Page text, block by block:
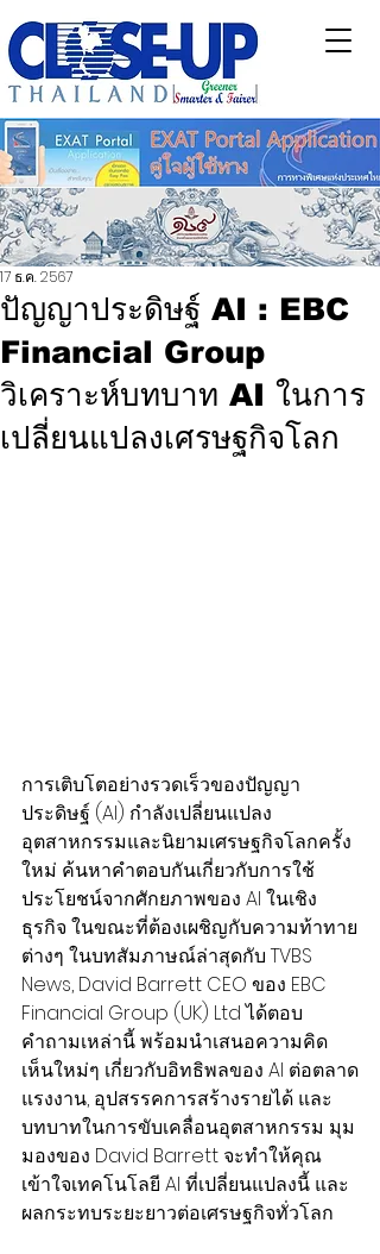
ปัญญาประดิษฐ์ AI : EBC
Financial Group
วิเคราะห์บทบาท AI ในการ
เปลี่ยนแปลงเศรษฐกิจโลก
17 ธ.ค. 2567
การเติบโตอย่างรวดเร็วของปัญญา
ประดิษฐ์ (AI) กำลังเปลี่ยนแปลง
อุตสาหกรรมและนิยามเศรษฐกิจโลกครั้ง
ใหม่ ค้นหาคำตอบกันเกี่ยวกับการใช้
ประโยชน์จากศักยภาพของ AI ในเชิง
ธุรกิจ ในขณะที่ต้องเผชิญกับความท้าทาย
ต่างๆ ในบทสัมภาษณ์ล่าสุดกับ TVBS
News, David Barrett CEO ของ EBC
Financial Group (UK) Ltd ได้ตอบ
คำถามเหล่านี้ พร้อมนำเสนอความคิด
เห็นใหม่ๆ เกี่ยวกับอิทธิพลของ AI ต่อตลาด
แรงงาน, อุปสรรคการสร้างรายได้ และ
บทบาทในการขับเคลื่อนอุตสาหกรรม มุม
มองของ David Barrett จะทำให้คุณ
เข้าใจเทคโนโลยี AI ที่เปลี่ยนแปลงนี้ และ
ผลกระทบระยะยาวต่อเศรษฐกิจทั่วโลก